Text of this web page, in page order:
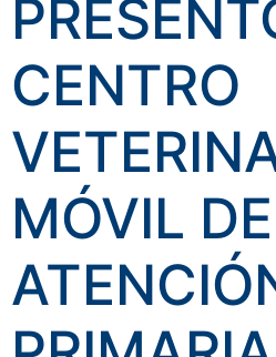
CENTRO
MÓVIL DE